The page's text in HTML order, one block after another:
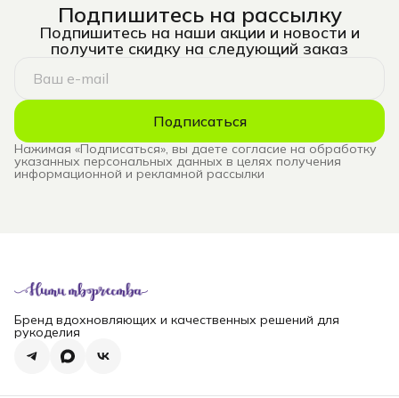
Подпишитесь на рассылку
Подпишитесь на наши акции и новости и
получите скидку на следующий заказ
Подписаться
Нажимая «Подписаться», вы даете согласие на обработку
указанных персональных данных в целях получения
информационной и рекламной рассылки
Бренд вдохновляющих и качественных решений для
рукоделия